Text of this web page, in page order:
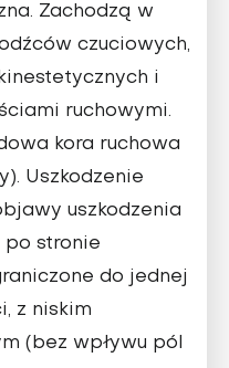
Zachodzą w
czuciowych,
i
ruchowymi.
kora ruchowa
Uszkodzenie
uszkodzenia
po stronie
do jednej
z niskim
(bez wpływu pól